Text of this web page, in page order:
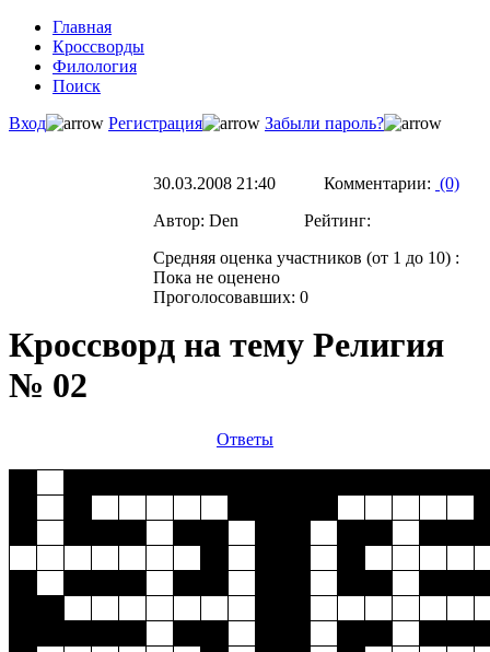
Главная
Кроссворды
Филология
Поиск
Вход
Регистрация Забыли пароль?
30.03.2008 21:40 Комментарии: (0)
Автор: Den Рейтинг:
Средняя оценка участников (от 1 до 10) :
Пока не оценено
Проголосовавших: 0
Кроссворд на тему Религия
№ 02
Ответы